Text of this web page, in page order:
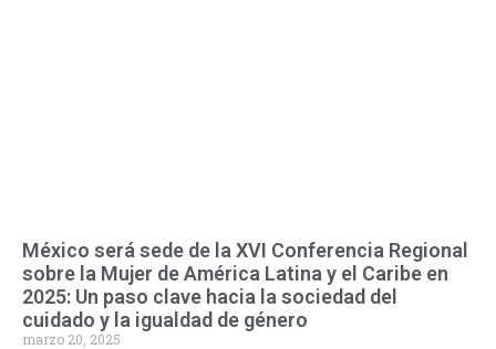
México será sede de la XVI Conferencia Regional
sobre la Mujer de América Latina y el Caribe en
2025: Un paso clave hacia la sociedad del
cuidado y la igualdad de género
marzo 20, 2025